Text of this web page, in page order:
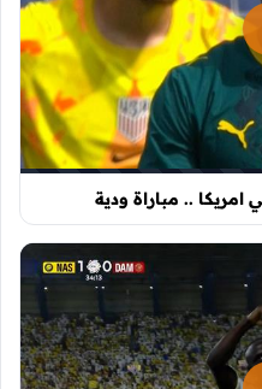
.. مباراة ودية